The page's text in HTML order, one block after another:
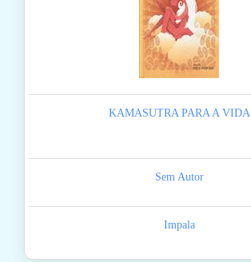
KAMASUTRA PARA A VIDA
Sem Autor
Impala